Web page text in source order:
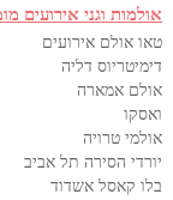
אולמות וגני אירועים
טאו אולם אירועים
דימיטריוס דליה
אולם אמארה
ואסקו
אולמי טרויה
יורדי הסירה תל אביב
בלו קאסל אשדוד